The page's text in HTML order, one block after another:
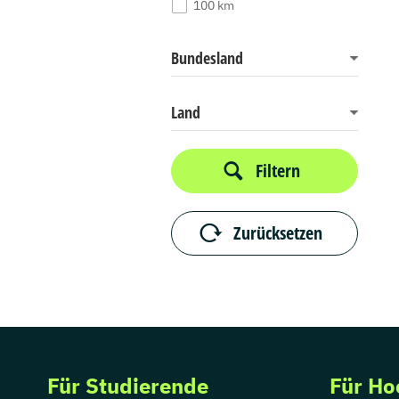
100 km
Bundesland
Land
Filtern
Zurücksetzen
Für Studierende Für